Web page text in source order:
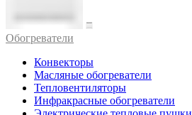
Обогреватели
Конвекторы
Масляные обогреватели
Тепловентиляторы
Инфракрасные обогреватели